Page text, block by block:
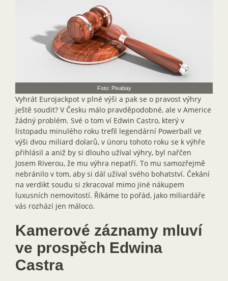
Foto: Pixabay
Vyhrát Eurojackpot v plné výši a pak se o pravost výhry
ještě soudit? V Česku málo pravděpodobné, ale v Americe
žádný problém. Své o tom ví Edwin Castro, který v
listopadu minulého roku trefil legendární Powerball ve
výši dvou miliard dolarů, v únoru tohoto roku se k výhře
přihlásil a aniž by si dlouho užíval výhry, byl nařčen
Josem Riverou, že mu výhra nepatří. To mu samozřejmě
nebránilo v tom, aby si dál užíval svého bohatství. Čekání
na verdikt soudu si zkracoval mimo jiné nákupem
luxusních nemovitostí. Říkáme to pořád, jako miliardáře
vás rozhází jen máloco.
Kamerové záznamy mluví
ve prospěch Edwina
Castra